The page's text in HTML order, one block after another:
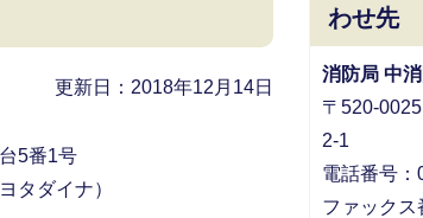
更新日：2018年12月14日
5番1号
タダイナ）
わせ先
消防局 中
〒520-
2-1
電話番号
ファック